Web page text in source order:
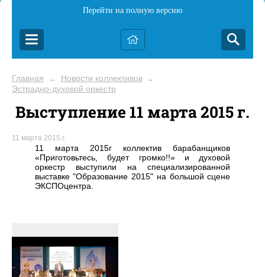
Перейти на полную версию
Главная → Новости коллективов →
Эстрадно-духовой оркестр
Выступление 11 марта 2015 г.
11 марта 2015 г.
11 марта 2015г коллектив барабанщиков
«Приготовьтесь, будет громко!!» и духовой
оркестр выступили на специализированной
выставке "Образование 2015" на большой сцене
ЭКСПОцентра.